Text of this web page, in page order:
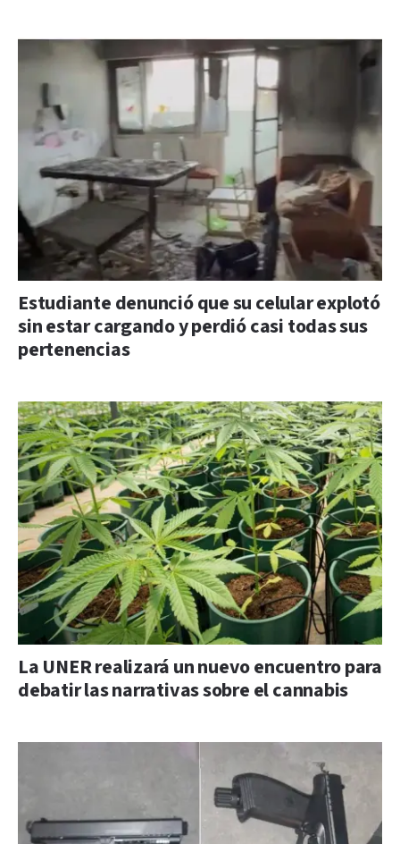
Estudiante denunció que su celular explotó
sin estar cargando y perdió casi todas sus
pertenencias
La UNER realizará un nuevo encuentro para
debatir las narrativas sobre el cannabis